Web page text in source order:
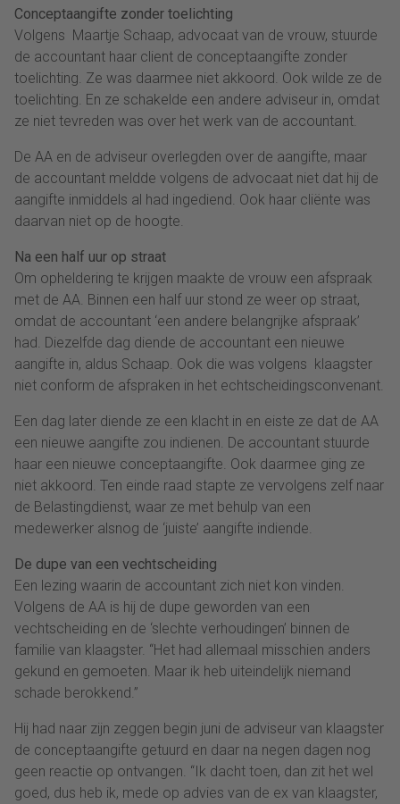
Conceptaangifte zonder toelichting
Volgens Maartje Schaap, advocaat van de vrouw, stuurde
de accountant haar client de conceptaangifte zonder
toelichting. Ze was daarmee niet akkoord. Ook wilde ze de
toelichting. En ze schakelde een andere adviseur in, omdat
ze niet tevreden was over het werk van de accountant.
De AA en de adviseur overlegden over de aangifte, maar
de accountant meldde volgens de advocaat niet dat hij de
aangifte inmiddels al had ingediend. Ook haar cliënte was
daarvan niet op de hoogte.
Na een half uur op straat
Om opheldering te krijgen maakte de vrouw een afspraak
met de AA. Binnen een half uur stond ze weer op straat,
omdat de accountant ‘een andere belangrijke afspraak’
had. Diezelfde dag diende de accountant een nieuwe
aangifte in, aldus Schaap. Ook die was volgens klaagster
niet conform de afspraken in het echtscheidingsconvenant.
Een dag later diende ze een klacht in en eiste ze dat de AA
een nieuwe aangifte zou indienen. De accountant stuurde
haar een nieuwe conceptaangifte. Ook daarmee ging ze
niet akkoord. Ten einde raad stapte ze vervolgens zelf naar
de Belastingdienst, waar ze met behulp van een
medewerker alsnog de ‘juiste’ aangifte indiende.
De dupe van een vechtscheiding
Een lezing waarin de accountant zich niet kon vinden.
Volgens de AA is hij de dupe geworden van een
vechtscheiding en de ‘slechte verhoudingen’ binnen de
familie van klaagster. “Het had allemaal misschien anders
gekund en gemoeten. Maar ik heb uiteindelijk niemand
schade berokkend.”
Hij had naar zijn zeggen begin juni de adviseur van klaagster
de conceptaangifte getuurd en daar na negen dagen nog
geen reactie op ontvangen. “Ik dacht toen, dan zit het wel
goed, dus heb ik, mede op advies van de ex van klaagster,